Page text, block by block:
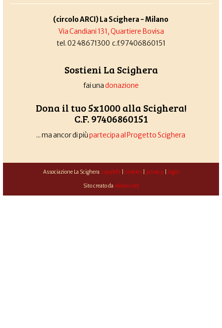
(circolo ARCI) La Scighera - Milano
Via Candiani 131, Quartiere Bovisa
tel. 02 48671300 c.f.97406860151
Sostieni La Scighera
fai unadonazione
Dona il tuo 5x1000 alla Scighera!
C.F. 97406860151
... ma ancor di piùpartecipa al Progetto Scighera
Associazione La Scighera copyleft| cookies| privacy| login
Sito creato da Alekos.net